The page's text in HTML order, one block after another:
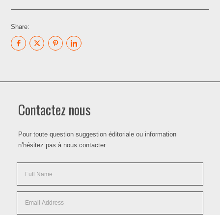
Share:
Contactez nous
Pour toute question suggestion éditoriale ou information
n’hésitez pas à nous contacter.